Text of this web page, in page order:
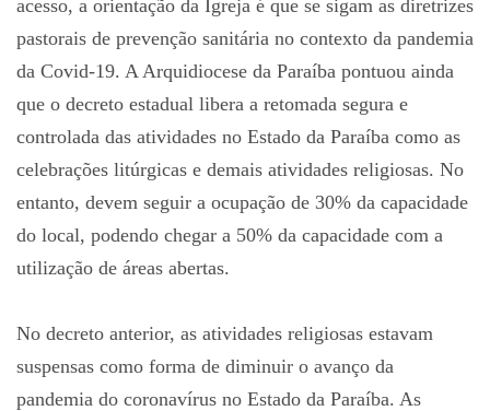
acesso, a orientação da Igreja é que se sigam as diretrizes
pastorais de prevenção sanitária no contexto da pandemia
da Covid-19. A Arquidiocese da Paraíba pontuou ainda
que o decreto estadual libera a retomada segura e
controlada das atividades no Estado da Paraíba como as
celebrações litúrgicas e demais atividades religiosas. No
entanto, devem seguir a ocupação de 30% da capacidade
do local, podendo chegar a 50% da capacidade com a
utilização de áreas abertas.
No decreto anterior, as atividades religiosas estavam
suspensas como forma de diminuir o avanço da
pandemia do coronavírus no Estado da Paraíba. As